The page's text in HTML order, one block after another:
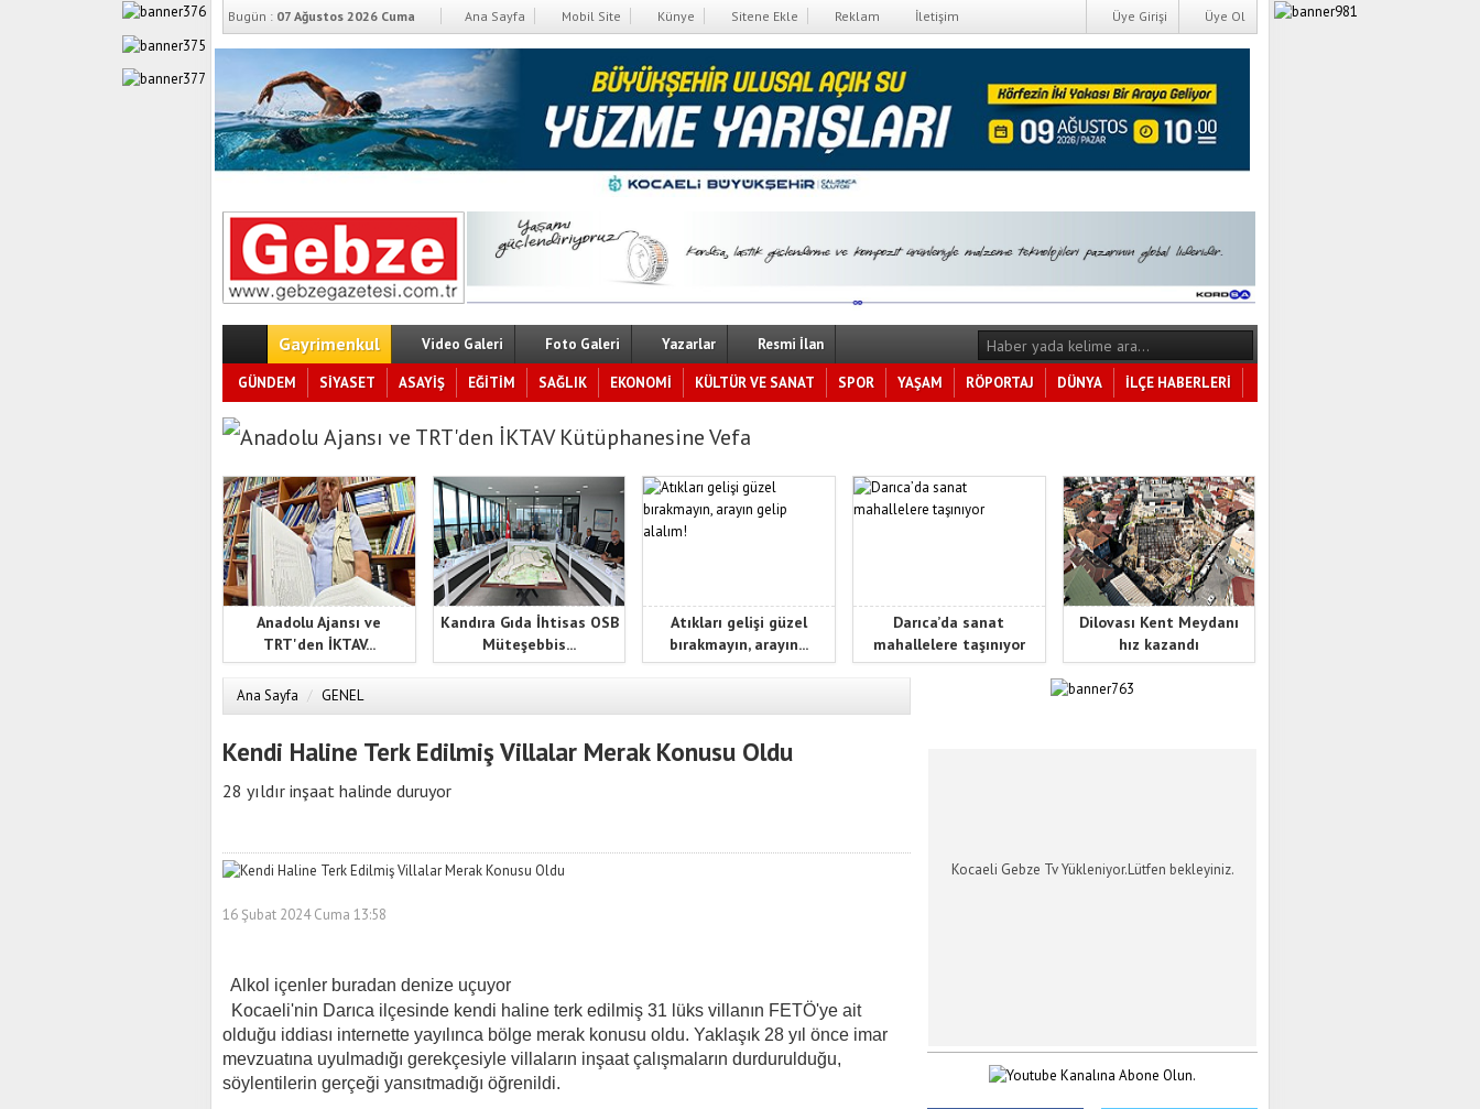
Bugün : 07 Ağustos 2026 Cuma Ana Sayfa Mobil Site Künye Sitene Ekle Reklam İletişim Üye Ol
Üye Girişi
Gayrimenkul Video Galeri Foto Galeri Yazarlar Resmi İlan
GÜNDEM SİYASET ASAYİŞ EĞİTİM SAĞLIK EKONOMİ KÜLTÜR VE SANAT SPOR YAŞAM RÖPORTAJ DÜNYA
İLÇE HABERLERİ
Anadolu Ajansı ve TRT'den İKTAV Kütüphanesine Vefa
Anadolu Ajansı ve
TRT'den İKTAV...
Kandıra Gıda İhtisas OSB
Müteşebbis...
Atıkları gelişi güzel
bırakmayın, arayın...
Darıca’da sanat
mahallelere taşınıyor
Dilovası Kent Meydanı
hız kazandı
Ana Sayfa / GENEL
Kendi Haline Terk Edilmiş Villalar Merak Konusu Oldu
28 yıldır inşaat halinde duruyor
16 Şubat 2024 Cuma 13:58
Alkol içenler buradan denize uçuyor
Kocaeli'nin Darıca ilçesinde kendi haline terk edilmiş 31 lüks villanın FETÖ'ye ait
olduğu iddiası internette yayılınca bölge merak konusu oldu. Yaklaşık 28 yıl önce imar
mevzuatına uyulmadığı gerekçesiyle villaların inşaat çalışmaların durdurulduğu,
söylentilerin gerçeği yansıtmadığı öğrenildi.
Kocaeli Gebze Tv Yükleniyor.Lütfen bekleyiniz.